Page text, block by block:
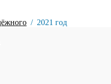
2021 год